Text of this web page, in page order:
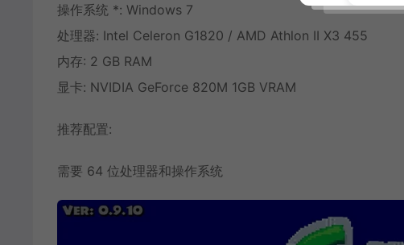
操作系统 *: Windows 7
处理器: Intel Celeron G1820 / AMD Athlon II X3 455
内存: 2 GB RAM
显卡: NVIDIA GeForce 820M 1GB VRAM
推荐配置:
需要 64 位处理器和操作系统